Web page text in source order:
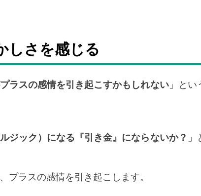
しさを感じる
ラスの感情を引き起こすかもしれない」とい
ジック）になる『引き金』にならないか？
プラスの感情を引き起こします。